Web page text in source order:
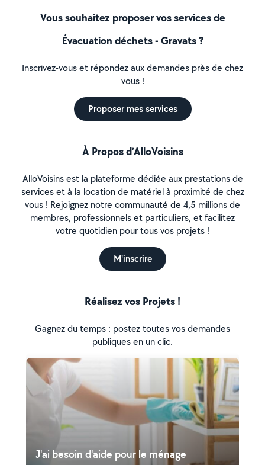
Vous souhaitez proposer vos services de
Évacuation déchets - Gravats ?
Inscrivez-vous et répondez aux demandes près de chez
vous !
Proposer mes services
À Propos d’AlloVoisins
AlloVoisins est la plateforme dédiée aux prestations de
services et à la location de matériel à proximité de chez
vous ! Rejoignez notre communauté de 4,5 millions de
membres, professionnels et particuliers, et facilitez
votre quotidien pour tous vos projets !
M'inscrire
Réalisez vos Projets !
Gagnez du temps : postez toutes vos demandes
publiques en un clic.
J'ai besoin d'aide pour le ménage